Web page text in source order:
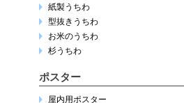
紙製うちわ
型抜きうちわ
お米のうちわ
杉うちわ
ポスター
屋内用ポスター